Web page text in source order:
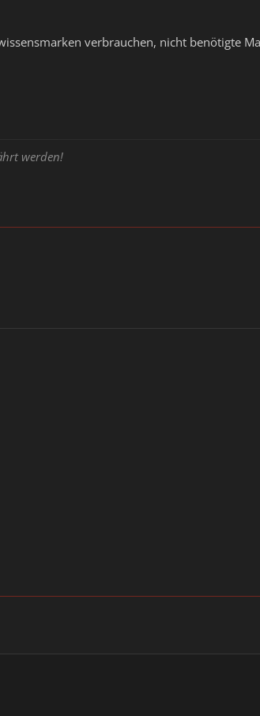
verbrauchen, nicht benötigte
werden!